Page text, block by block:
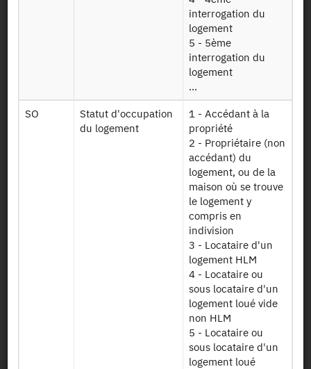
interrogation du
logement
5 - 5ème
interrogation du
logement
...
SO
Statut d'occupation
du logement
1 - Accédant à la
propriété
2 - Propriétaire (non
accédant) du
logement, ou de la
maison où se trouve
le logement y
compris en
indivision
3 - Locataire d'un
logement HLM
4 - Locataire ou
sous locataire d'un
logement loué vide
non HLM
5 - Locataire ou
sous locataire d'un
logement loué
Contact
Documents utiles
Presse et rapports
Marchés publics
Mentions légales